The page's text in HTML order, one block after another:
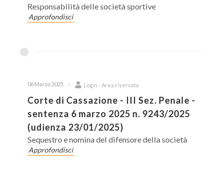
Responsabilità delle società sportive
Approfondisci
06 Marzo 2025 Login - Area riservata
Corte di Cassazione - III Sez. Penale -
sentenza 6 marzo 2025 n. 9243/2025
(udienza 23/01/2025)
Sequestro e nomina del difensore della società
Approfondisci